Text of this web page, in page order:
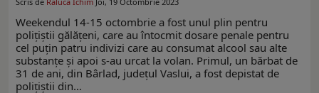
Weekendul 14-15 octombrie a fost unul plin pentru
polițiștii gălățeni, care au întocmit dosare penale pentru
cel puțin patru indivizi care au consumat alcool sau alte
substanțe și apoi s-au urcat la volan. Primul, un bărbat de
31 de ani, din Bârlad, județul Vaslui, a fost depistat de
polițiștii din…